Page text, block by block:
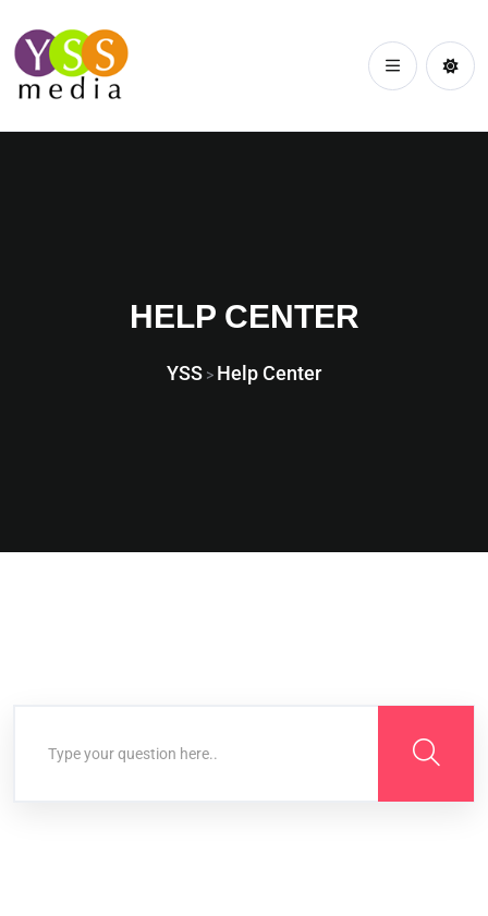
HELP CENTER
YSS > Help Center